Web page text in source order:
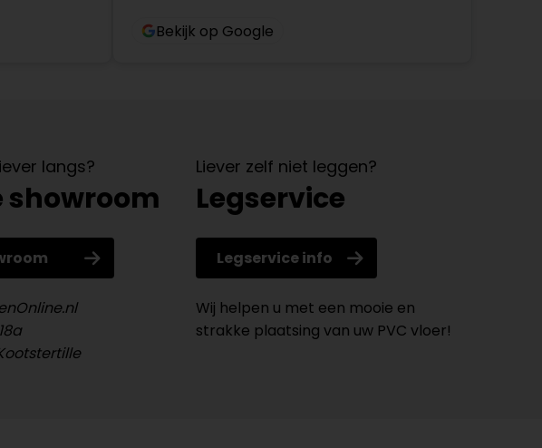
Bekijk op Google
langs?
showroom
Liever zelf niet leggen?
Legservice
Legservice info
Wij helpen u met een mooie en
strakke plaatsing van uw PVC vloer!